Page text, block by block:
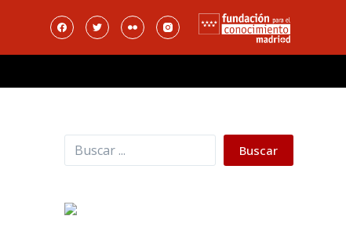
Buscar Buscar